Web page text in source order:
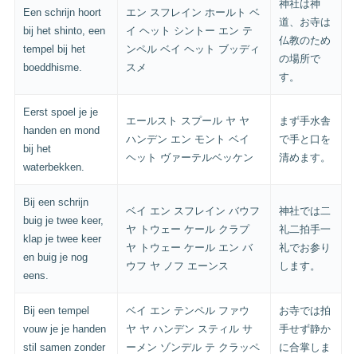
Een schrijn hoort
bij het shinto, een
tempel bij het
boeddhisme.
エン スフレイン ホールト ベ
イ ヘット シントー エン テ
ンペル ベイ ヘット ブッディ
スメ
神社は神
道、お寺は
仏教のため
の場所で
す。
Eerst spoel je je
handen en mond
bij het
waterbekken.
エールスト スプール ヤ ヤ
ハンデン エン モント ベイ
ヘット ヴァーテルベッケン
まず手水舎
で手と口を
清めます。
Bij een schrijn
buig je twee keer,
klap je twee keer
en buig je nog
eens.
ベイ エン スフレイン バウフ
ヤ トウェー ケール クラプ
ヤ トウェー ケール エン バ
ウフ ヤ ノフ エーンス
神社では二
礼二拍手一
礼でお参り
します。
Bij een tempel
vouw je je handen
stil samen zonder
ベイ エン テンペル ファウ
ヤ ヤ ハンデン スティル サ
ーメン ゾンデル テ クラッペ
お寺では拍
手せず静か
に合掌しま